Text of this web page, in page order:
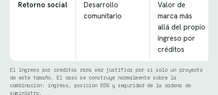
Retorno social
Desarrollo
comunitario
Valor de
marca más
allá del propio
ingreso por
créditos
El ingreso por créditos rara vez justifica por sí solo un proyecto
de este tamaño. El caso se construye normalmente sobre la
combinación: ingreso, posición ESG y seguridad de la cadena de
suministro.